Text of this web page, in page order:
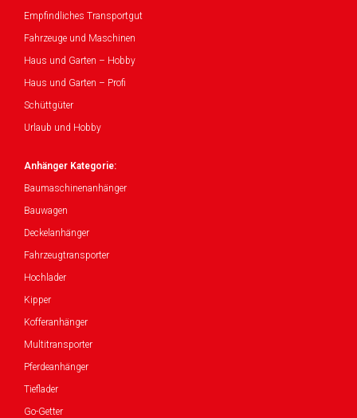
Empfindliches Transportgut
Fahrzeuge und Maschinen
Haus und Garten – Hobby
Haus und Garten – Profi
Schüttgüter
Urlaub und Hobby
Anhänger Kategorie:
Baumaschinenanhänger
Bauwagen
Deckelanhänger
Fahrzeugtransporter
Hochlader
Kipper
Kofferanhänger
Multitransporter
Pferdeanhänger
Tieflader
Go-Getter